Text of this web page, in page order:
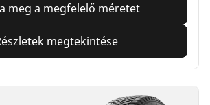
meg a megfelelő méretet
megtekintése